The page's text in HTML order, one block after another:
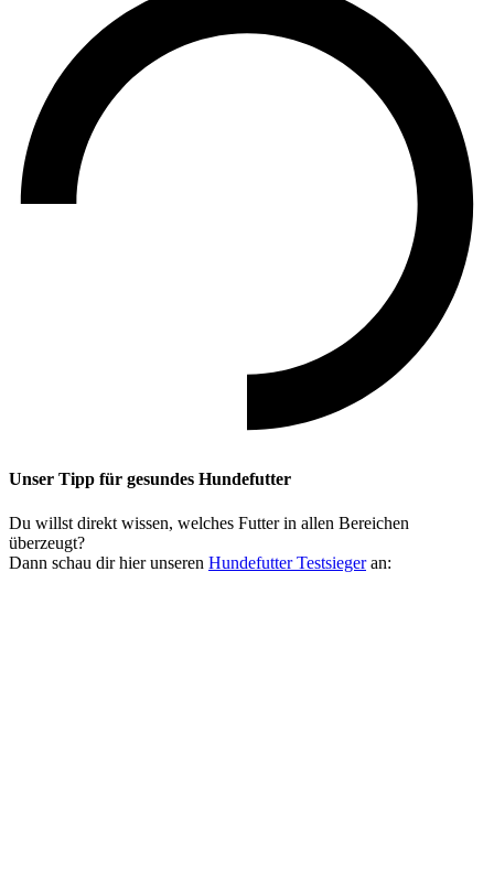
Unser Tipp für gesundes Hundefutter
Du willst direkt wissen, welches Futter in allen Bereichen
überzeugt?
Dann schau dir hier unseren Hundefutter Testsiegeran: